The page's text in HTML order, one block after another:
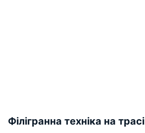
Філігранна техніка на трасі